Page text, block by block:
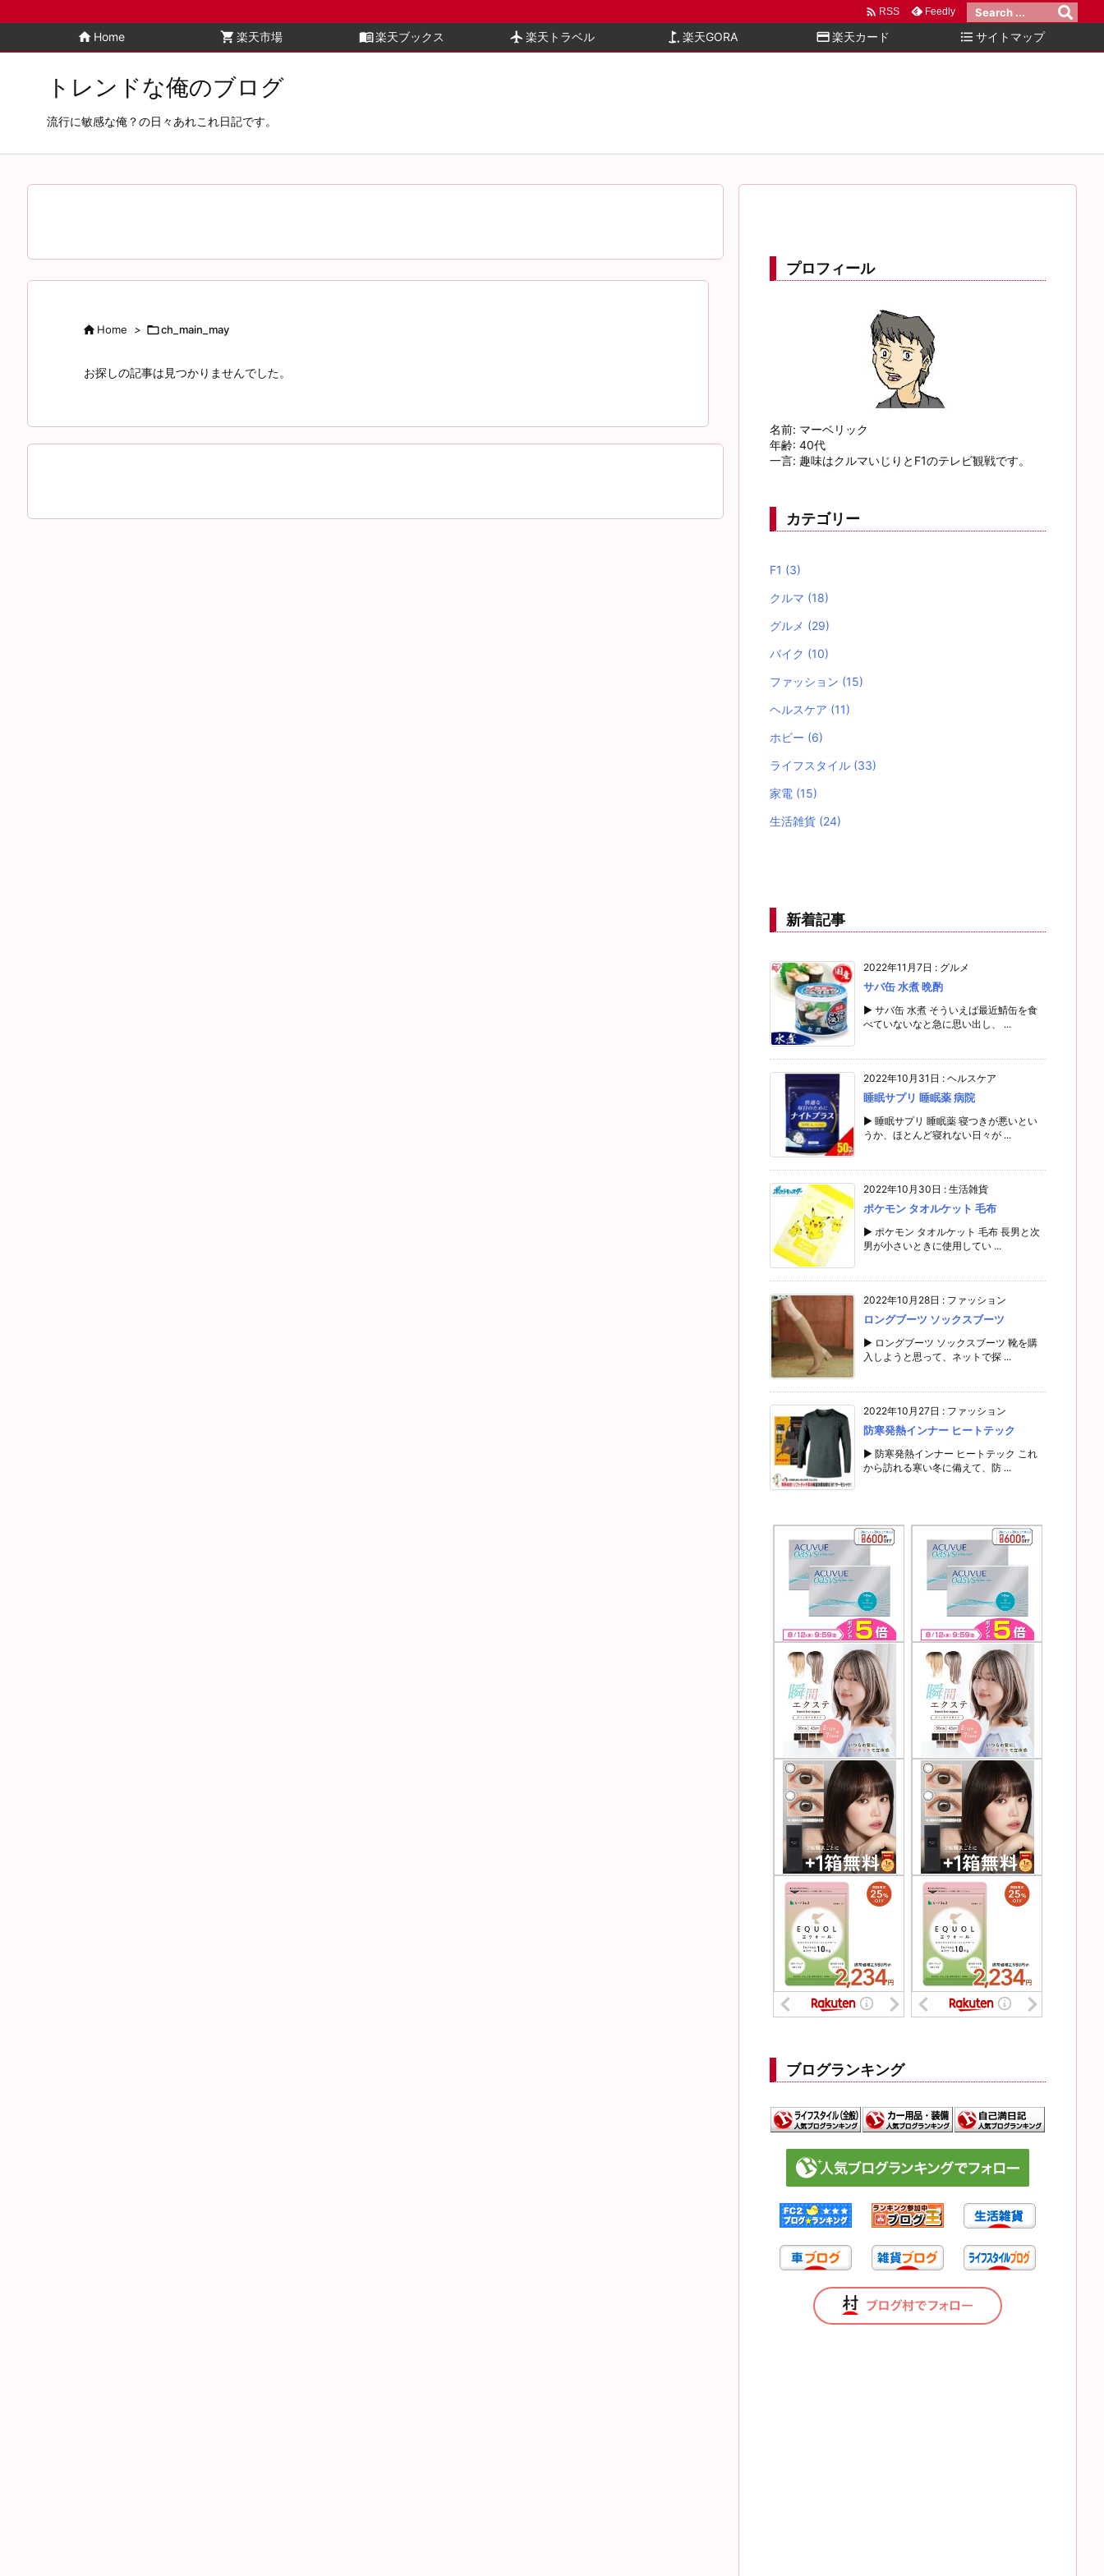
homeHome shopping_cart楽天市場 menu_book楽天ブックス flight楽天トラベル golf_course 楽天GORA credit_card楽天カード format_list_bulleted サイトマップ
 RSS Feedly
トレンドな俺のブログ
流行に敏感な俺？の日々あれこれ日記です。
Home > ch_main_may
お探しの記事は見つかりませんでした。
プロフィール
名前: マーベリック
年齢: 40代
一言: 趣味はクルマいじりとF1のテレビ観戦です。
カテゴリー
F1 (3)
クルマ (18)
グルメ (29)
バイク (10)
ファッション (15)
ヘルスケア (11)
ホビー (6)
ライフスタイル (33)
家電 (15)
生活雑貨 (24)
新着記事
2022年11月7日 : グルメ
サバ缶 水煮 晩酌
▶ サバ缶 水煮 そういえば最近鯖缶を食
べていないなと急に思い出し、 ...
2022年10月31日 : ヘルスケア
睡眠サプリ 睡眠薬 病院
▶ 睡眠サプリ 睡眠薬 寝つきが悪いとい
うか、ほとんど寝れない日々が ...
2022年10月30日 : 生活雑貨
ポケモン タオルケット 毛布
▶ ポケモン タオルケット 毛布 長男と次
男が小さいときに使用してい ...
2022年10月28日 : ファッション
ロングブーツ ソックスブーツ
▶ ロングブーツ ソックスブーツ 靴を購
入しようと思って、ネットで探 ...
2022年10月27日 : ファッション
防寒発熱インナー ヒートテック
▶ 防寒発熱インナー ヒートテック これ
から訪れる寒い冬に備えて、防 ...
ブログランキング